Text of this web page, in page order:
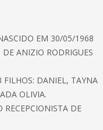
EM 30/05/1968
ANIZIO RODRIGUES
FILHOS: DANIEL, TAYNA
OLIVIA.
DE